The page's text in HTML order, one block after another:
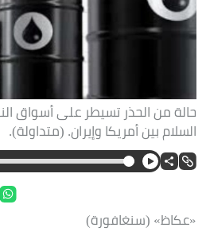
حالة من الحذر تسيطر على أسواق
السلام بين أمريكا وإيران. (متداولة).
«عكاظ» (سنغافورة)